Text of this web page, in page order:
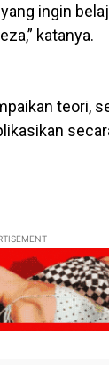
ingin
katanya.
teori,